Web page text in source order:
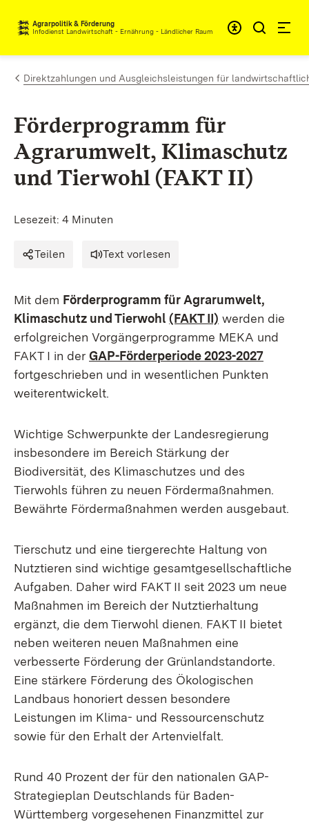
Zum Inhalt springen
Agrarpolitik & Förderung
Infodienst Landwirtschaft - Ernährung - Ländlicher Raum
Direktzahlungen und Ausgleichsleistungen für
Förderprogramm für
Agrarumwelt, Klimaschutz
und Tierwohl (FAKT II)
Lesezeit: 4 Minuten
Teilen Text vorlesen
Mit dem Förderprogramm für Agrarumwelt,
Klimaschutz und Tierwohl (FAKT II) werden die
erfolgreichen Vorgängerprogramme MEKA und
FAKT I in der GAP-Förderperiode 2023-2027
fortgeschrieben und in wesentlichen Punkten
weiterentwickelt.
Wichtige Schwerpunkte der Landesregierung
insbesondere im Bereich Stärkung der
Biodiversität, des Klimaschutzes und des
Tierwohls führen zu neuen Fördermaßnahmen.
Bewährte Fördermaßnahmen werden ausgebaut.
Tierschutz und eine tiergerechte Haltung von
Nutztieren sind wichtige gesamtgesellschaftliche
Aufgaben. Daher wird FAKT II seit 2023 um neue
Maßnahmen im Bereich der Nutztierhaltung
ergänzt, die dem Tierwohl dienen. FAKT II bietet
neben weiteren neuen Maßnahmen eine
verbesserte Förderung der Grünlandstandorte.
Eine stärkere Förderung des Ökologischen
Landbaus honoriert dessen besondere
Leistungen im Klima- und Ressourcenschutz
sowie für den Erhalt der Artenvielfalt.
Rund 40 Prozent der für den nationalen GAP-
Strategieplan Deutschlands für Baden-
Württemberg vorgesehenen Finanzmittel zur